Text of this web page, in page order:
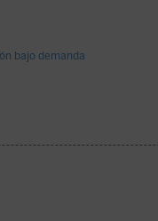
bajo demanda